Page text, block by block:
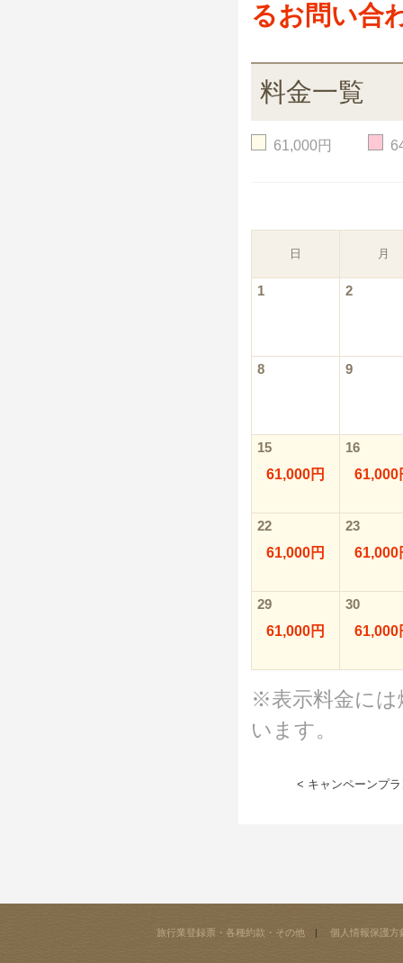
るお問い合
料金一覧
61,000円
日 月
1 2
8 9
15
61,000円
16
61,000
22
61,000円
23
61,000
29
61,000円
30
61,000
※表示料金には
います。
< キャンペーンプ
旅行業登録票・各種約款・その他 個人情報保護方